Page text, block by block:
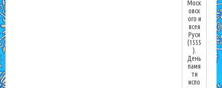
Моск
овск
ого и
всея
Руси
(1555
).
День
памя
ти
испо